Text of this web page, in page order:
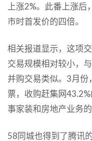
上涨2%。此番上涨
市时首发价的四倍。
相关报道显示，这项
交易规模相对较小，
并购交易类似。3月
票，收购赶集网
事家装和房地产业务的
58同城也得到了腾讯